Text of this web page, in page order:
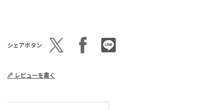
シェアボタン
レビューを書く